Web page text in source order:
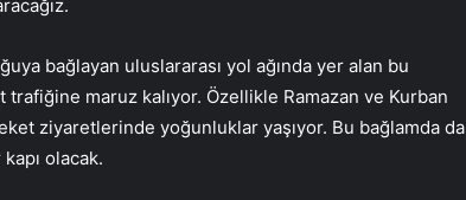
bağlayan uluslararası yol ağında yer alan bu
maruz kalıyor. Özellikle Ramazan ve Kurban
ziyaretlerinde yoğunluklar yaşıyor. Bu bağlamda da
olacak.